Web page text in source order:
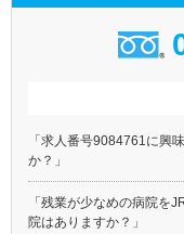
「求人番号9084761に興
か？」
「残業が少なめの病院を
院はありますか？」